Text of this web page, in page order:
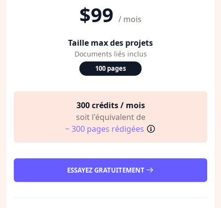
$99 / mois
Taille max des projets
Documents liés inclus
100 pages
300 crédits / mois
soit l'équivalent de
~ 300 pages rédigées
ESSAYEZ GRATUITEMENT